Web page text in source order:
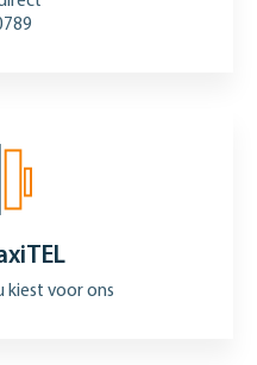
kiest voor ons